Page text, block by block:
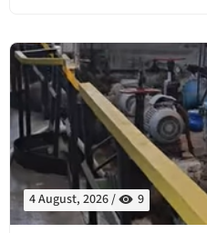
4 August, 2026 / 9